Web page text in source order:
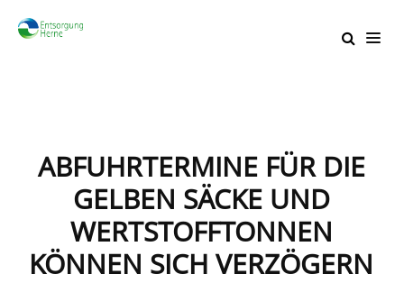
ABFUHRTERMINE FÜR DIE
GELBEN SÄCKE UND
WERTSTOFFTONNEN
KÖNNEN SICH VERZÖGERN